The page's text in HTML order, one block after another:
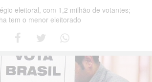
eleitoral, com 1,2 milhão de votantes;
tem o menor eleitorado